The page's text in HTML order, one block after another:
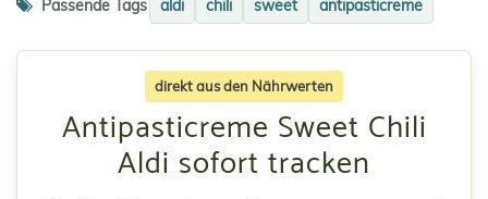
Passende Tags aldi chili sweet antipasticreme
direkt aus den Nährwerten
Antipasticreme Sweet Chili
Aldi sofort tracken